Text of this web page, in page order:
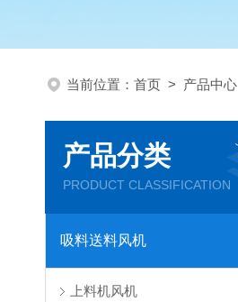
当前位置： 首页 > 产品中心
产品分类
PRODUCT CLASSIFICATION
吸料送料风机
上料机风机